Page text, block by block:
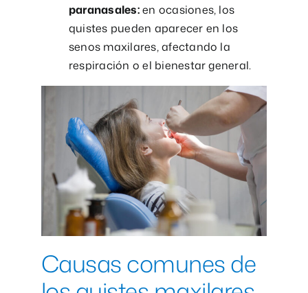
paranasales:en ocasiones, los
quistes pueden aparecer en los
senos maxilares, afectando la
respiración o el bienestar general.
Causas comunes de